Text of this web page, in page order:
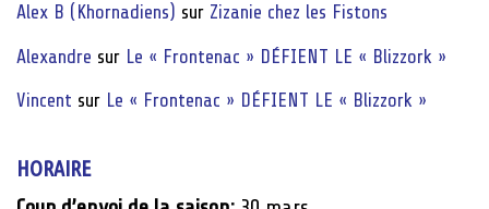
Alex B (Khornadiens) sur Zizanie chez les Fistons
Alexandre sur Le « Frontenac » DÉFIENT LE « Blizzork »
Vincent sur Le « Frontenac » DÉFIENT LE « Blizzork »
HORAIRE